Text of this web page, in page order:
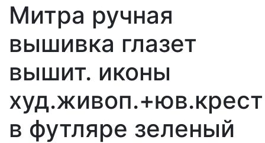
Митра ручная
вышивка глазет
вышит. иконы
худ.живоп.+юв.крест
в футляре зеленый